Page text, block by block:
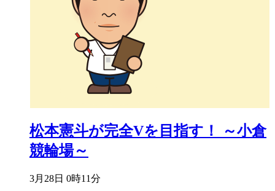
松本憲斗が完全Vを目指す！ ～小倉
競輪場～
3月28日 0時11分